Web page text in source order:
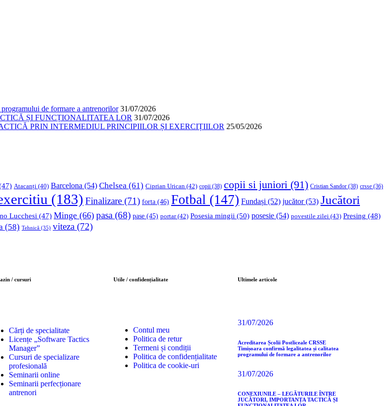
de formare a antrenorilor 31/07/2026
ȘI FUNCȚIONALITATEA LOR 31/07/2026
PRIN INTERMEDIUL PRINCIPIILOR ȘI EXERCIȚIILOR 25/05/2026
Atacanți (40) Barcelona (54) Chelsea (61) Ciprian Urican (42) copii (38) copii si juniori (91) Cristian Sandor (38) crsse (36)
(183) Finalizare (71) forta (46) Fotbal (147) Fundași (52) jucător(53) Jucători
Lucchesi (47) Minge (66) pasa (68) pase (45) portar(42) Posesia mingii (50) posesie (54) povestile zilei (43) Presing (48)
(58) Tehnică (35) viteza (72)
/ cursuri
Cărți de specialitate
Licențe „Software Tactics
Manager”
Cursuri de specializare
profesională
Seminarii online
Seminarii perfecționare
antrenori
Utile / confidențialitate
Contul meu
Politica de retur
Termeni și condiții
Politica de confidențialitate
Politica de cookie-uri
Ultimele articole
31/07/2026
Acreditarea Școlii Postliceale CRSSE
Timișoara confirmă legalitatea și calitatea
programului de formare a antrenorilor
31/07/2026
CONEXIUNILE – LEGĂTURILE ÎNTRE
JUCĂTORI, IMPORTANȚA TACTICĂ ȘI